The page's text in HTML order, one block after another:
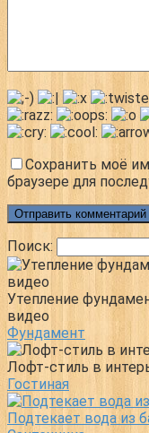
Сохранить моё
браузере для
Поиск:
Утепление
видео
Фундамент
Лофт-стиль в
Гостиная
Подтекает вода из